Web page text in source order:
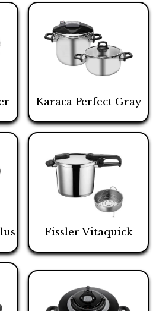
Karaca Perfect Gray
Fissler Vitaquick